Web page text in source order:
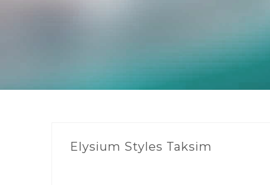
Elysium Styles Taksim